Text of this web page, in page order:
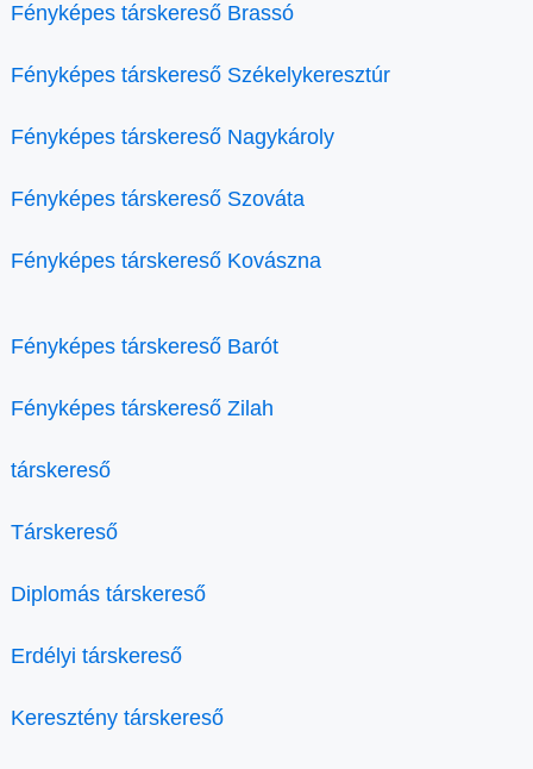
Fényképes társkereső Brassó
Fényképes társkereső Székelykeresztúr
Fényképes társkereső Nagykároly
Fényképes társkereső Szováta
Fényképes társkereső Kovászna
Fényképes társkereső Barót
Fényképes társkereső Zilah
társkereső
Társkereső
Diplomás társkereső
Erdélyi társkereső
Keresztény társkereső